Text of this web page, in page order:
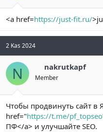
<a href=https://just-fit.ru/
2 Kas 2024
N nakrutkapf
Member
Чтобы продвинуть сайт в
href="https://t.me/pf_topseo
ПФ</a> и улучшайте SEO.